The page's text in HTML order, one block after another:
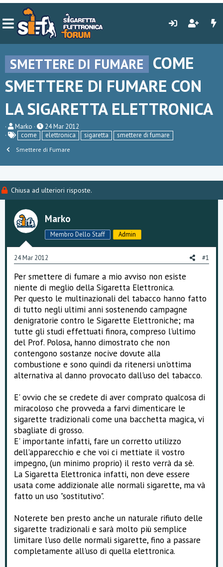
SMETTERE DI FUMARE
COME
SMETTERE DI FUMARE CON
LA SIGARETTA ELETTRONICA
C
r
e
a
o
e
D
i
c
u
s
i
o
n
Marko
D
a
t
a
i
n
i
z
o
24 Mar 2012
come
elettronica sigaretta smettere di fumare
Smettere di Fumare
Chiusa ad ulteriori risposte.
Marko
Membro Dello Staff Admin
24 Mar 2012 #1
Per smettere di fumare a mio avviso non esiste
niente di meglio della Sigaretta Elettronica.
Per questo le multinazionali del tabacco hanno fatto
di tutto negli ultimi anni sostenendo campagne
denigratorie contro le Sigarette Elettroniche; ma
tutte gli studi effettuati finora, compreso l'ultimo
del Prof. Polosa, hanno dimostrato che non
contengono sostanze nocive dovute alla
combustione e sono quindi da ritenersi un'ottima
alternativa al danno provocato dall'uso del tabacco.
E' ovvio che se credete di aver comprato qualcosa di
miracoloso che provveda a farvi dimenticare le
sigarette tradizionali come una bacchetta magica, vi
sbagliate di grosso.
E' importante infatti, fare un corretto utilizzo
dell'apparecchio e che voi ci mettiate il vostro
impegno, (un minimo proprio) il resto verrà da sè.
La Sigaretta Elettronica infatti, non deve essere
usata come addizionale alle normali sigarette, ma và
fatto un uso "sostitutivo".
Noterete ben presto anche un naturale rifiuto delle
sigarette tradizionali e sarà molto più semplice
limitare l'uso delle normali sigarette, fino a passare
completamente all'uso di quella elettronica.